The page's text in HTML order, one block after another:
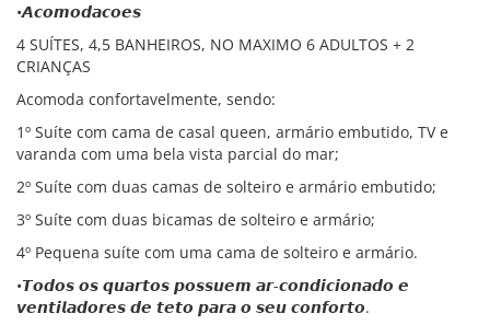
•𝘼𝙘𝙤𝙢𝙤𝙙𝙖𝙘𝙤𝙚𝙨
4 SUÍTES, 4,5 BANHEIROS, NO MAXIMO 6 ADULTOS + 2
CRIANÇAS
Acomoda confortavelmente, sendo:
1º Suíte com cama de casal queen, armário embutido, TV e
varanda com uma bela vista parcial do mar;
2º Suíte com duas camas de solteiro e armário embutido;
3º Suíte com duas bicamas de solteiro e armário;
4º Pequena suíte com uma cama de solteiro e armário.
•𝙏𝙤𝙙𝙤𝙨 𝙤𝙨 𝙦𝙪𝙖𝙧𝙩𝙤𝙨 𝙥𝙤𝙨𝙨𝙪𝙚𝙢 𝙖𝙧-𝙘𝙤𝙣𝙙𝙞𝙘𝙞𝙤𝙣𝙖𝙙𝙤 𝙚
𝙫𝙚𝙣𝙩𝙞𝙡𝙖𝙙𝙤𝙧𝙚𝙨 𝙙𝙚 𝙩𝙚𝙩𝙤 𝙥𝙖𝙧𝙖 𝙤 𝙨𝙚𝙪 𝙘𝙤𝙣𝙛𝙤𝙧𝙩𝙤.